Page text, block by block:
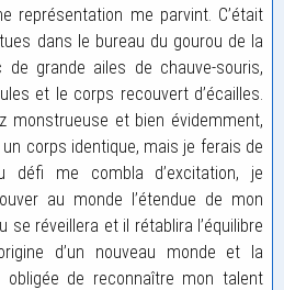
représentation me parvint. C’était
dans le bureau du gourou de la
grande ailes de chauve-souris,
et le corps recouvert d’écailles.
monstrueuse et bien évidemment,
corps identique, mais je ferais de
défi me combla d’excitation, je
au monde l’étendue de mon
se réveillera et il rétablira l’équilibre
d’un nouveau monde et la
obligée de reconnaître mon talent